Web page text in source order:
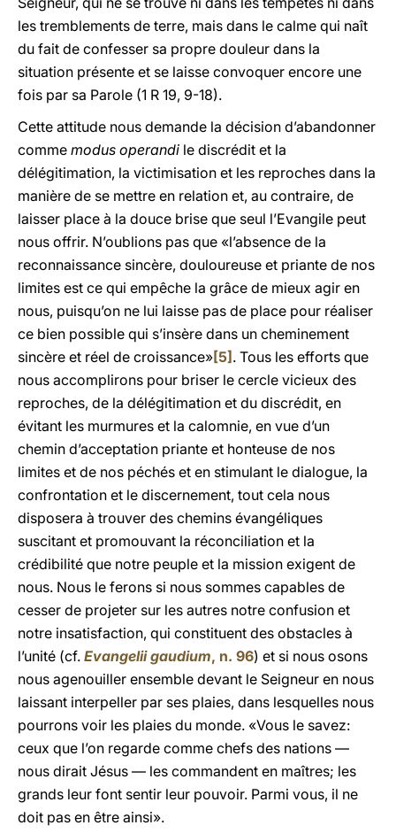
les tremblements de terre, mais dans le calme qui naît
du fait de confesser sa propre douleur dans la
situation présente et se laisse convoquer encore une
fois par sa Parole (1 R 19, 9-18).
Cette attitude nous demande la décision d’abandonner
comme modus operandi le discrédit et la
délégitimation, la victimisation et les reproches dans la
manière de se mettre en relation et, au contraire, de
laisser place à la douce brise que seul l’Evangile peut
nous offrir. N’oublions pas que «l’absence de la
reconnaissance sincère, douloureuse et priante de nos
limites est ce qui empêche la grâce de mieux agir en
nous, puisqu’on ne lui laisse pas de place pour réaliser
ce bien possible qui s’insère dans un cheminement
sincère et réel de croissance»[5] . Tous les efforts que
nous accomplirons pour briser le cercle vicieux des
reproches, de la délégitimation et du discrédit, en
évitant les murmures et la calomnie, en vue d’un
chemin d’acceptation priante et honteuse de nos
limites et de nos péchés et en stimulant le dialogue, la
confrontation et le discernement, tout cela nous
disposera à trouver des chemins évangéliques
suscitant et promouvant la réconciliation et la
crédibilité que notre peuple et la mission exigent de
nous. Nous le ferons si nous sommes capables de
cesser de projeter sur les autres notre confusion et
notre insatisfaction, qui constituent des obstacles à
l’unité (cf. Evangelii gaudium, n. 96) et si nous osons
nous agenouiller ensemble devant le Seigneur en nous
laissant interpeller par ses plaies, dans lesquelles nous
pourrons voir les plaies du monde. «Vous le savez:
ceux que l’on regarde comme chefs des nations —
nous dirait Jésus — les commandent en maîtres; les
grands leur font sentir leur pouvoir. Parmi vous, il ne
doit pas en être ainsi».